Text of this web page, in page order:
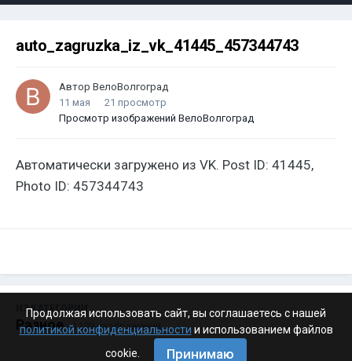
auto_zagruzka_iz_vk_41445_457344743
Автор ВелоВолгоград
11 мая
21 просмотр
Просмотр изображений ВелоВолгоград
Автоматически загружено из VK. Post ID: 41445,
Photo ID: 457344743
ИЗ КАТЕГОРИИ:
Разное · 4 199 изображений
Продолжая использовать сайт, вы соглашаетесь с нашей
политикой конфиденциальности и использованием файлов
cookie.
Принимаю